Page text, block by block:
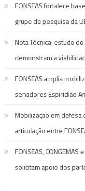
FONSEAS fortalece
grupo de pesquisa da
Nota Técnica: estudo
demonstram a
FONSEAS amplia
senadores Espiridião
Mobilização em defesa
articulação entre
FONSEAS,
solicitam apoio dos